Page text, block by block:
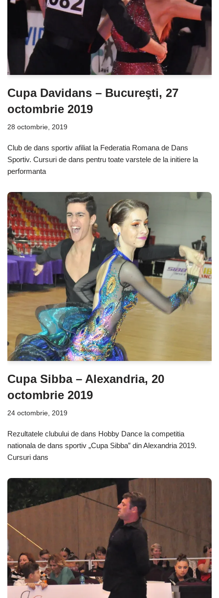
Cupa Davidans – Bucureşti, 27
octombrie 2019
28 octombrie, 2019
Club de dans sportiv afiliat la Federatia Romana de Dans
Sportiv. Cursuri de dans pentru toate varstele de la initiere la
performanta
Cupa Sibba – Alexandria, 20
octombrie 2019
24 octombrie, 2019
Rezultatele clubului de dans Hobby Dance la competitia
nationala de dans sportiv „Cupa Sibba” din Alexandria 2019.
Cursuri dans